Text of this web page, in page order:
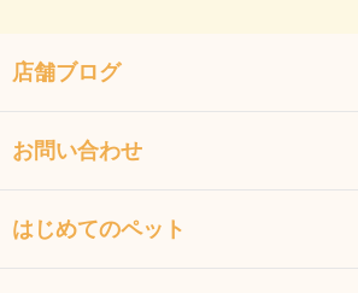
店舗ブログ
お問い合わせ
はじめてのペット